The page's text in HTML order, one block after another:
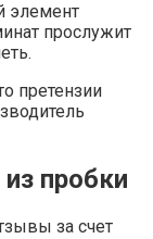
элемент
прослужит
претензии
пробки
за счет